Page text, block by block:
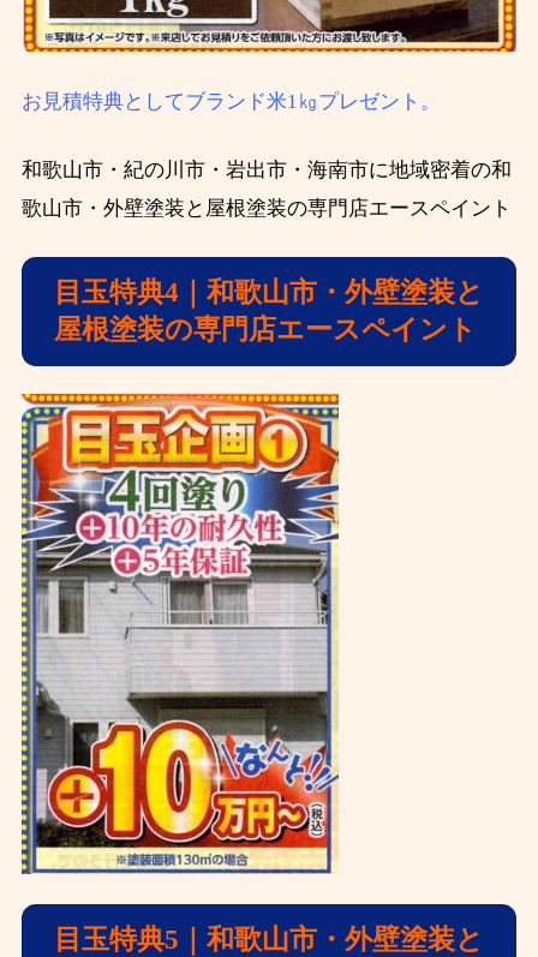
お見積特典としてブランド米1㎏プレゼント。
和歌山市・紀の川市・岩出市・海南市に地域密着の和
歌山市・外壁塗装と屋根塗装の専門店エースペイント
目玉特典4 ｜和歌山市・外壁塗装と
屋根塗装の専門店エースペイント
目玉特典5 ｜和歌山市・外壁塗装と